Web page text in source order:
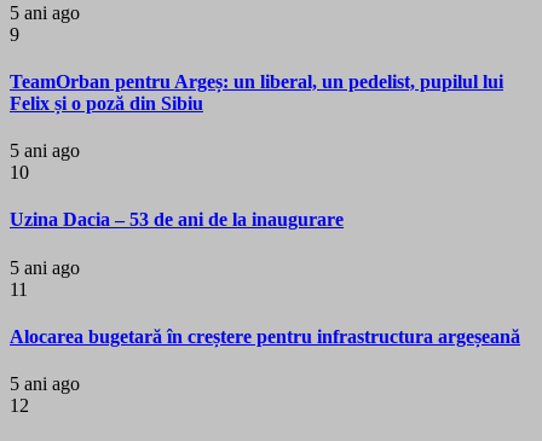
5 ani ago
9
TeamOrban pentru Argeș: un liberal, un pedelist, pupilul lui
Felix și o poză din Sibiu
5 ani ago
10
Uzina Dacia – 53 de ani de la inaugurare
5 ani ago
11
Alocarea bugetară în creștere pentru infrastructura argeșeană
5 ani ago
12